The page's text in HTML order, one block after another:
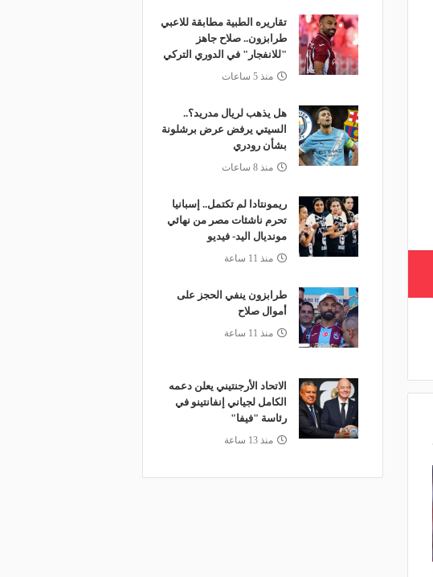
تقاريره الطبية مطابقة للاعبي
طرابزون.. صلاح جاهز
"للانفجار" في الدوري التركي
منذ 5 ساعات
هل يذهب لريال مدريد؟..
السيتي يرفض عرض برشلونة
بشأن رودري
منذ 8 ساعات
ريمونتادا لم تكتمل.. إسبانيا
تحرم ناشئات مصر من نهائي
مونديال اليد- فيديو
منذ 11 ساعة
طرابزون ينفي الحجز على
أموال صلاح
منذ 11 ساعة
الاتحاد الأرجنتيني يعلن دعمه
الكامل لجياني إنفانتينو في
رئاسة "فيفا"
منذ 13 ساعة